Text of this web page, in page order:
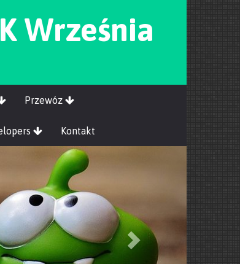
Września
Przewóz
Kontakt